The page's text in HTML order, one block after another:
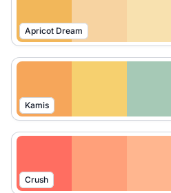
Apricot Dream
Kamis
Crush